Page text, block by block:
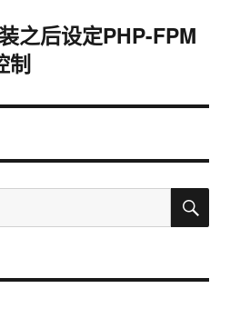
之后设定PHP-FPM
制
搜